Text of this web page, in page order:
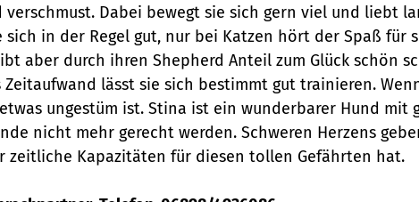
Dabei bewegt sie sich gern viel und liebt
in der Regel gut, nur bei Katzen hört der Spaß für
aber durch ihren Shepherd Anteil zum Glück schön
lässt sie sich bestimmt gut trainieren.
ungestüm ist. Stina ist ein wunderbarer Hund mit
nicht mehr gerecht werden. Schweren Herzens
zeitliche Kapazitäten für diesen tollen Gefährten hat.